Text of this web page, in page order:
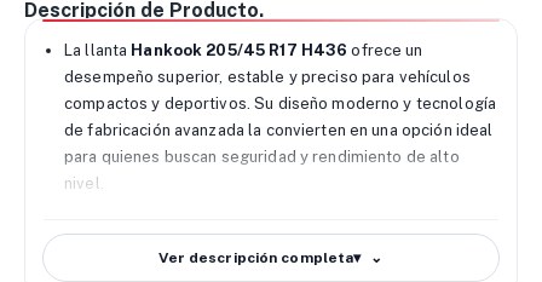
Descripción de Producto.
La llanta Hankook 205/45 R17 H436 ofrece un
desempeño superior, estable y preciso para vehículos
compactos y deportivos. Su diseño moderno y tecnología
de fabricación avanzada la convierten en una opción ideal
para quienes buscan seguridad y rendimiento de alto
nivel.
Hankook H436incorpora un patrón de banda de
Ver descripción completa▾